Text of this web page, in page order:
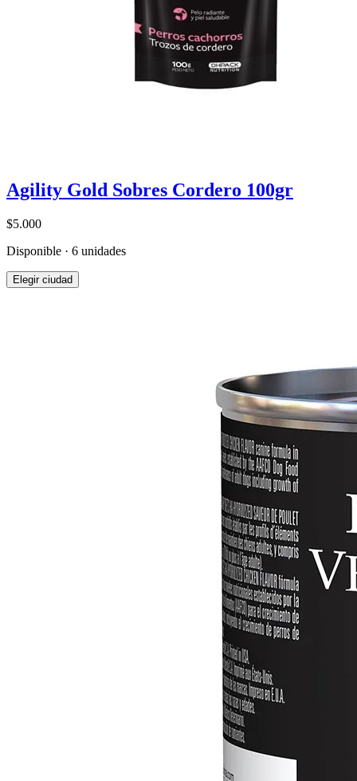
Agility Gold Sobres Cordero 100gr
$5.000
Disponible · 6 unidades
Elegir ciudad